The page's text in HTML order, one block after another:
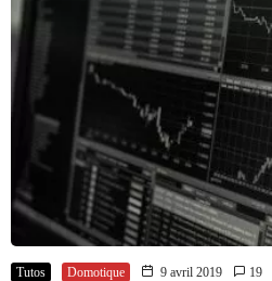
Tutos Domotique 9 avril 2019 19